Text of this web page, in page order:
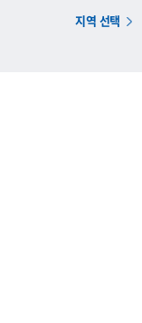
지역 선택